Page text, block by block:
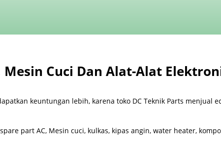
Cuci Dan Alat-Alat
keuntungan lebih, karena toko DC Teknik Parts menjual
part AC, Mesin cuci, kulkas, kipas angin, water heater,